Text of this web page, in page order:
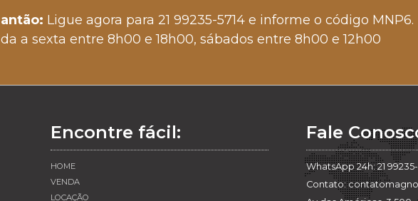
Ligue agora para 21 99235-5714 e informe o código MNP6.
a sexta entre 8h00 e 18h00, sábados entre 8h00 e 12h00
Encontre fácil:
HOME
VENDA
LOCAÇÃO
Fale
WhatsApp 24h: 21 99235-
Contato: